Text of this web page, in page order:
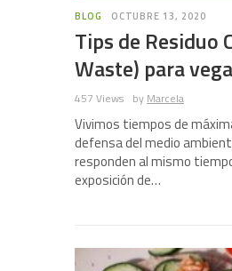
BLOG OCTUBRE 13, 2020
Tips de Residuo
Waste) para
457 Views by Marcela
Vivimos tiempos de
defensa del medio
responden al mismo
exposición de…